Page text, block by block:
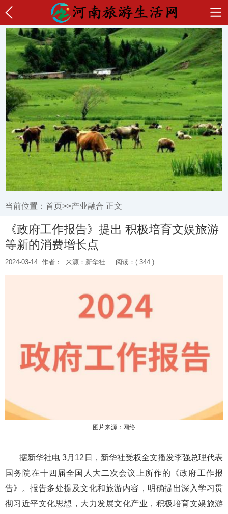
当前位置： 首页>>产业融合 正文
《政府工作报告》提出 积极培育文娱旅游
等新的消费增长点
2024-03-14 作者： 来源：新华社 阅读：( 344 )
图片来源：网络
据新华社电 3月12日，新华社受权全文播发李强总理代表
国务院在十四届全国人大二次会议上所作的《政府工作报
告》。报告多处提及文化和旅游内容，明确提出深入学习贯
彻习近平文化思想，大力发展文化产业，积极培育文娱旅游